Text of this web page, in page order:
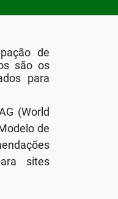
de
são os
para
(World
de
sites